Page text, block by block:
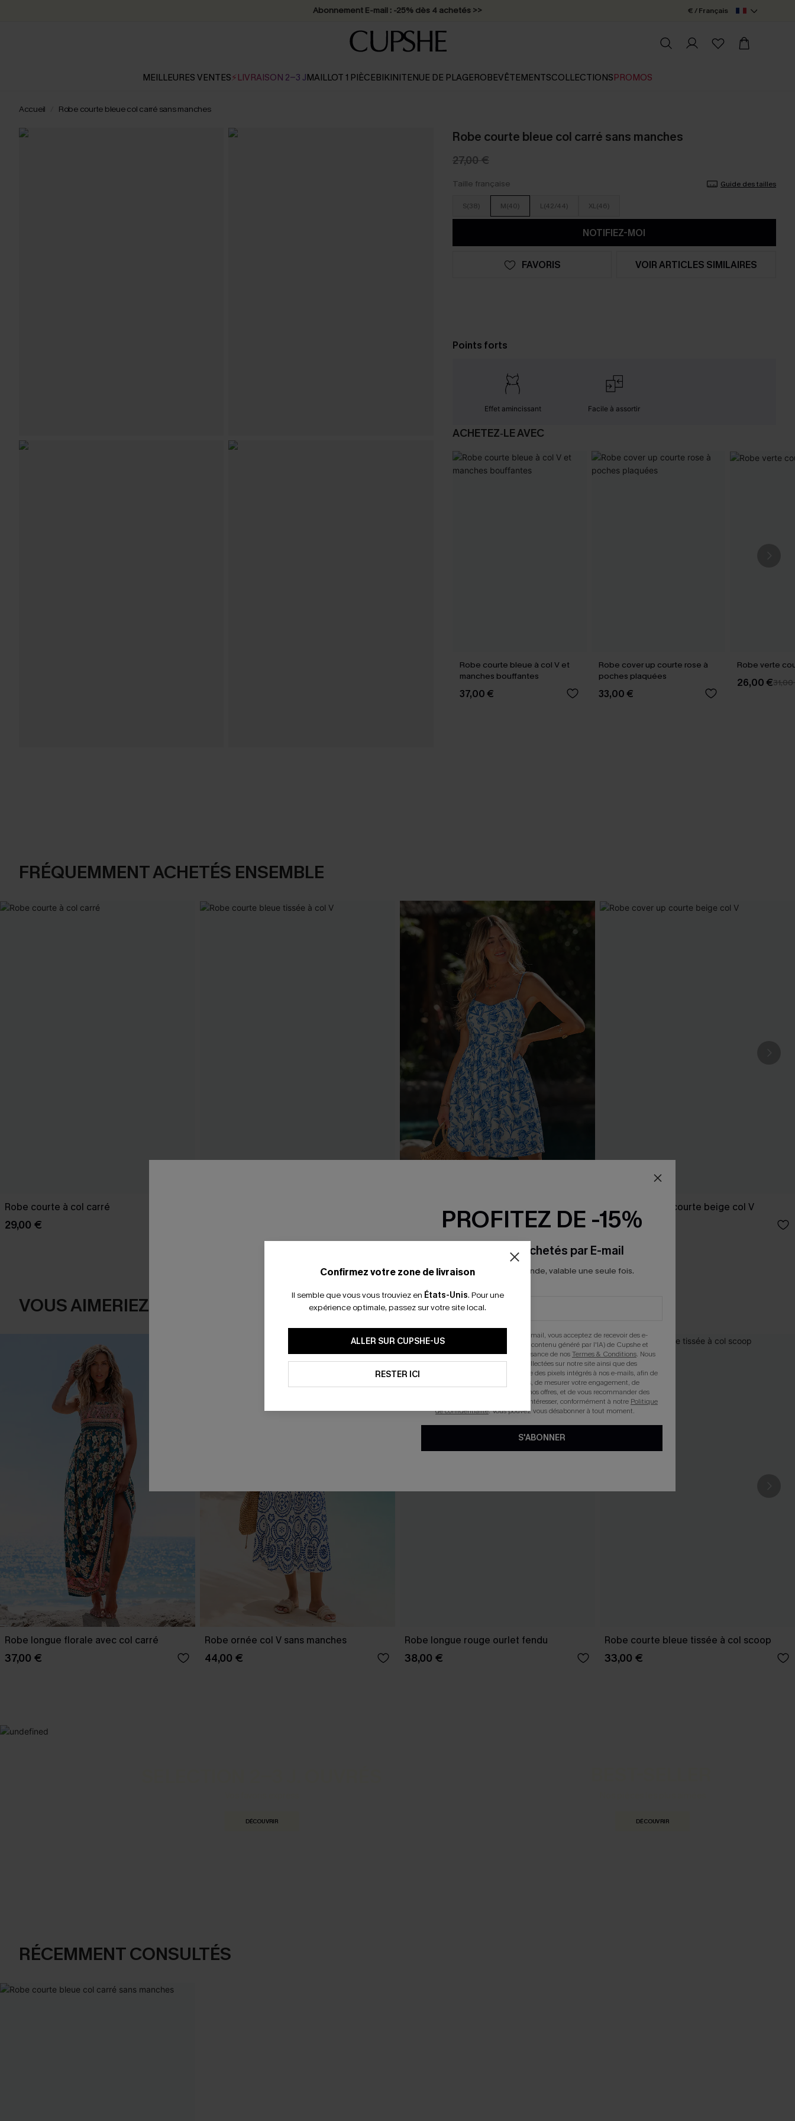
Abonnement E-mail : -25% dès 4 achetés >> € / Français
MEILLEURES VENTES⚡LIVRAISON 2-3 JMAILLOT 1 PIÈCEBIKINITENUE DE PLAGEROBEVÊTEMENTSCOLLECTIONSPROMOS
Accueil Robe courte bleue col carré sans manches
Robe courte bleue col carré sans manches
27,00 €
Taille française Guide des tailles
S(38) M(40) L(42/44) XL(46)
NOTIFIEZ-MOI
FAVORIS VOIR ARTICLES SIMILAIRES
Points forts
Effet amincissant Facile à assortir
ACHETEZ‑LE AVEC
Robe courte bleue à col V et
manches bouffantes
37,00 €
Robe cover up courte rose à
poches plaquées
33,00 €
Robe verte
26,00 €
FRÉQUEMMENT ACHETÉS ENSEMBLE
Robe courte à col carré
29,00 €
Robe cover up courte beige col V
23,00 €
VOUS AIMERIEZ AUSSI
Robe longue florale avec col carré
37,00 €
Robe ornée col V sans manches
44,00 €
Robe longue rouge ourlet fendu
38,00 €
Robe courte bleue tissée à col scoop
33,00 €
DÉCOUVRIR DÉCOUVRIR
RÉCEMMENT CONSULTÉS
Confirmez votre zone de livraison
Il semble que vous vous trouviez en États-Unis. Pour une
expérience optimale, passez sur votre site local.
ALLER SUR CUPSHE-US
RESTER ICI
PROFITEZ DE -15%
-15% dès 2 Achetés par E-mail
*Un code par commande, valable une seule fois.
En soumettant votre adresse e-mail, vous acceptez de recevoir des e-
mails marketing (y compris du contenu généré par l'IA) de Cupshe et
reconnaissez avoir pris connaissance de nosTermes & Conditions. Nous
pouvons utiliser les données collectées sur notre site ainsi que des
technologies de suivi, telles que des pixels intégrés à nos e-mails, afin de
savoir si ceux-ci ont été ouverts, de mesurer votre engagement, de
personnaliser nos contenus et nos offres, et de vous recommander des
produits susceptibles de vous intéresser, conformément à notre Politique
de confidentialité. Vous pouvez vous désabonner à tout moment.
S'ABONNER